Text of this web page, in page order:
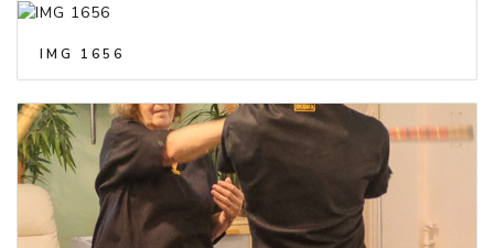
IMG 1656